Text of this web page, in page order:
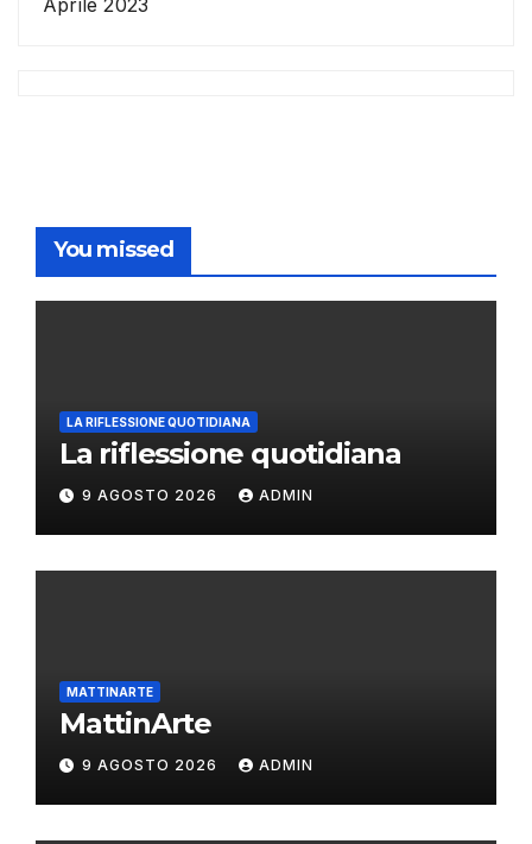
Aprile 2023
You missed
LA RIFLESSIONE QUOTIDIANA
La riflessione quotidiana
9 AGOSTO 2026 ADMIN
MATTINARTE
MattinArte
9 AGOSTO 2026 ADMIN